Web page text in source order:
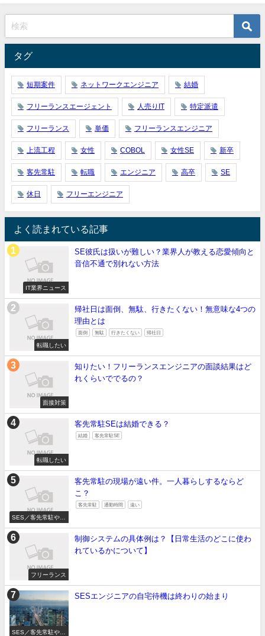
タグ
短期案件 ネットワークエンジニア 結婚
フリーランスエージェント 人売りIT 特定派遣
フリーランス 単価 フリーランスエンジニア
上流工程 女性 COBOL 女性SE 新卒
客先常駐 転職 エンジニア 高卒 SE
休日 フリーエンジニア
よく読まれている記事
IT業界ニュース
SE彼氏は扱いが難しい？業界人が教える恋愛傾向と
音信不通で別れない方法
転職したい
帰社日は面倒、無駄、行きたくない！無意味な4つの
理由とは
面倒 無駄 行きたくない 帰社日
面接対策
知りたい！フリーランスエンジニアの面談結果はど
れくらいででるの？
転職したい
客先常駐SEは結婚できる？
結婚 客先常駐SE
SES／客先常駐やめ
客先常駐の現場が遠い件。一人暮らしするならど
こ？
客先常駐 通勤時間 遠い
フリーランス
制御システムの具体例は？【日常生活のどこに使わ
れているかについて】
SES／客先常駐やめ
SESエンジニアの自宅待機は終わりの始まり